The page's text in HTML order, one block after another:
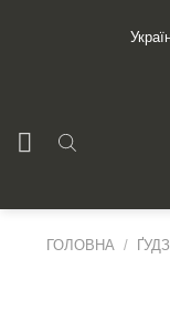
ГОЛОВНА /